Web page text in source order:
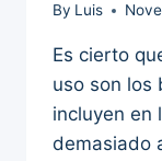
By Luis
Es cierto
uso son los
incluyen en
demasiado